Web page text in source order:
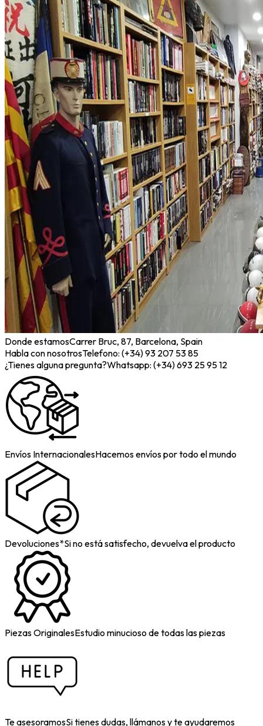
Donde estamosCarrer Bruc, 87, Barcelona, Spain
Habla con nosotrosTelefono: (+34) 93 207 53 85
¿Tienes alguna pregunta?Whatsapp: (+34) 693 25 95 12
Envíos InternacionalesHacemos envíos por todo el mundo
Devoluciones*Si no está satisfecho, devuelva el producto
Piezas OriginalesEstudio minucioso de todas las piezas
Te asesoramosSi tienes dudas, llámanos y te ayudaremos